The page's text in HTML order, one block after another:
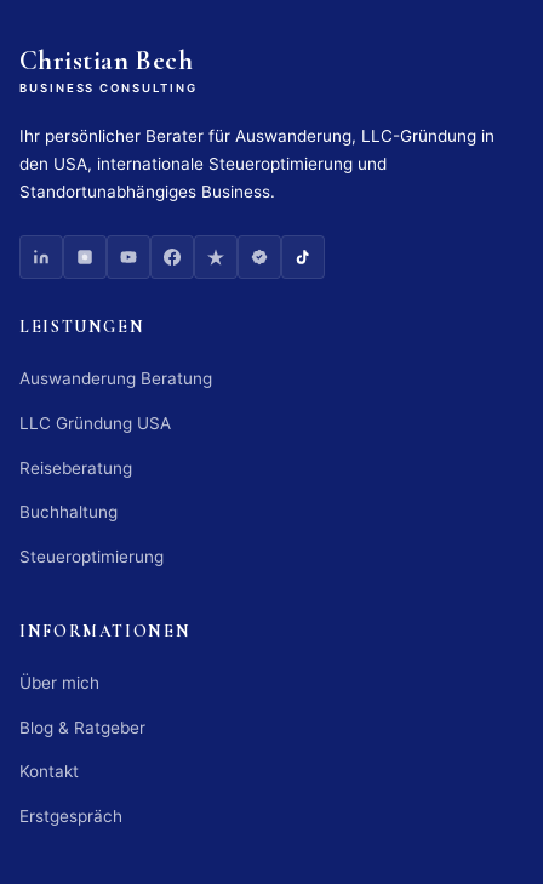
Christian Bech
BUSINESS CONSULTING
Ihr persönlicher Berater für Auswanderung, LLC-Gründung in
den USA, internationale Steueroptimierung und
Standortunabhängiges Business.
LEISTUNGEN
Auswanderung Beratung
LLC Gründung USA
Reiseberatung
Buchhaltung
Steueroptimierung
INFORMATIONEN
Über mich
Blog & Ratgeber
Kontakt
Erstgespräch